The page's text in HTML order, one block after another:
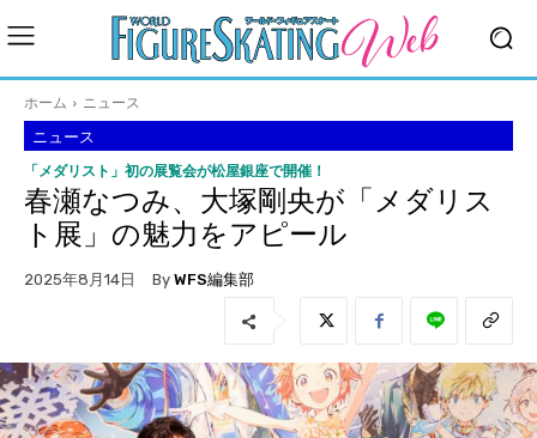
ホーム ニュース
ニュース
「メダリスト」初の展覧会が松屋銀座で開催！
春瀬なつみ、大塚剛央が「メダリス
ト展」の魅力をアピール
2025年8月14日 By WFS編集部